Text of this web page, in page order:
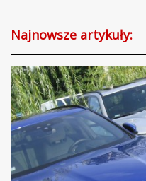
Najnowsze artykuły: